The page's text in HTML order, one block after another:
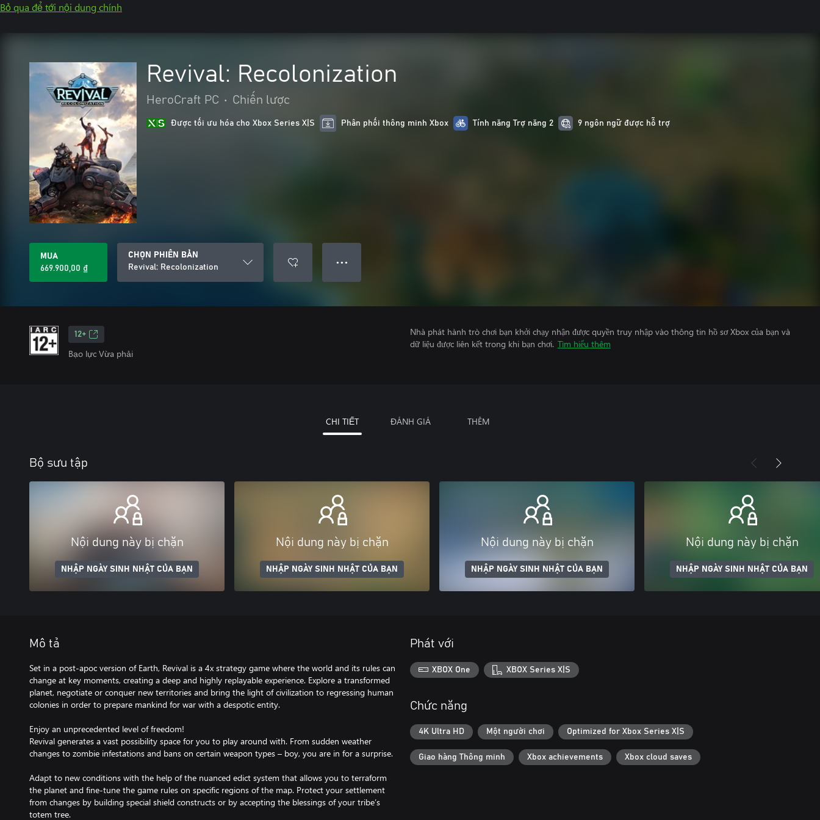
Bỏ qua để tới nội dung chính
Revival: Recolonization
HeroCraft PC • Chiến lược
Được tối ưu hóa cho Xbox Series X|S Phân phối thông minh Xbox Tính năng Trợ năng 2 9 ngôn ngữ được hỗ trợ
MUA
669.900,00 ₫
CHỌN PHIÊN BẢN
Revival: Recolonization
● ● ●
12+
Bạo lực Vừa phải
Nhà phát hành trò chơi bạn khởi chạy nhận được quyền truy nhập vào thông tin hồ sơ Xbox của bạn và
dữ liệu được liên kết trong khi bạn chơi. Tìm hiểu thêm
CHI TIẾT ĐÁNH GIÁ THÊM
Bộ sưu tập
Nội dung này bị chặn
NHẬP NGÀY SINH NHẬT CỦA BẠN
Nội dung này bị chặn
NHẬP NGÀY SINH NHẬT CỦA BẠN
Nội dung này bị chặn
NHẬP NGÀY SINH NHẬT CỦA BẠN
Nội dung này bị chặn
NHẬP NGÀY SINH NHẬT CỦA BẠN
Mô tả
Set in a post-apoc version of Earth, Revival is a 4x strategy game where the world and its rules can
change at key moments, creating a deep and highly replayable experience. Explore a transformed
planet, negotiate or conquer new territories and bring the light of civilization to regressing human
colonies in order to prepare mankind for war with a despotic entity.
Enjoy an unprecedented level of freedom!
Revival generates a vast possibility space for you to play around with. From sudden weather
changes to zombie infestations and bans on certain weapon types – boy, you are in for a surprise.
​Adapt to new conditions with the help of the nuanced edict system that allows you to terraform
the planet and fine-tune the game rules on specific regions of the map. Protect your settlement
from changes by building special shield constructs or by accepting the blessings of your tribe’s
totem tree.
Phát với
XBOX One XBOX Series X|S
Chức năng
4K Ultra HD Một người chơi Optimized for Xbox Series X|S
Giao hàng Thông minh Xbox achievements Xbox cloud saves